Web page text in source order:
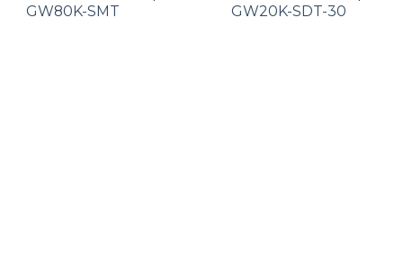
GW80K-SMT
GW20K-SDT-30